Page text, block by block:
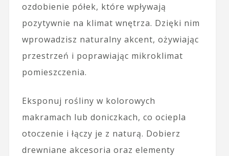
ozdobienie półek, które wpływają
pozytywnie na klimat wnętrza. Dzięki nim
wprowadzisz naturalny akcent, ożywiając
przestrzeń i poprawiając mikroklimat
pomieszczenia.
Eksponuj rośliny w kolorowych
makramach lub doniczkach, co ociepla
otoczenie i łączy je z naturą. Dobierz
drewniane akcesoria oraz elementy